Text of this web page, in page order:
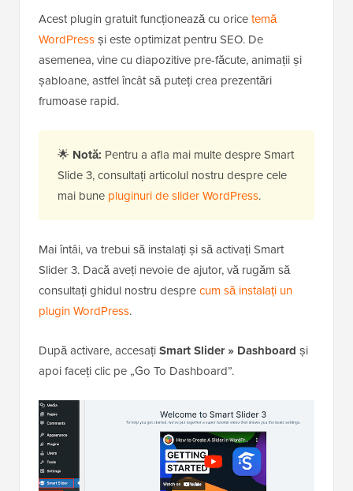
Acest plugin gratuit funcționează cu oricetemă
WordPressși este optimizat pentru SEO. De
asemenea, vine cu diapozitive pre-făcute, animații și
șabloane, astfel încât să puteți crea prezentări
frumoase rapid.
🌟 Notă: Pentru a afla mai multe despre Smart
Slide 3, consultați articolul nostru despre cele
mai bune pluginuri de slider WordPress.
Mai întâi, va trebui să instalați și să activați Smart
Slider 3. Dacă aveți nevoie de ajutor, vă rugăm să
consultați ghidul nostru desprecum să instalați un
plugin WordPress.
După activare, accesațiSmart Slider » Dashboard și
apoi faceți clic pe „Go To Dashboard”.